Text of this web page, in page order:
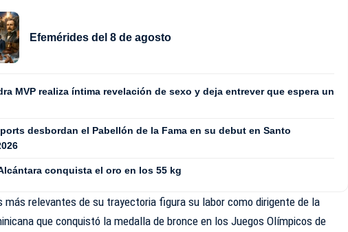
Efemérides del 8 de agosto
MVP realiza íntima revelación de sexo y deja entrever que espera un
desbordan el Pabellón de la Fama en su debut en Santo
conquista el oro en los 55 kg
más relevantes de su trayectoria figura su labor como dirigente de la
que conquistó la medalla de bronce en los Juegos Olímpicos de